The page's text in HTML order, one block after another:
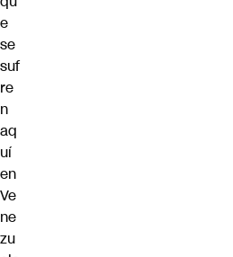
e
se
suf
re
n
aq
uí
en
Ve
ne
zu